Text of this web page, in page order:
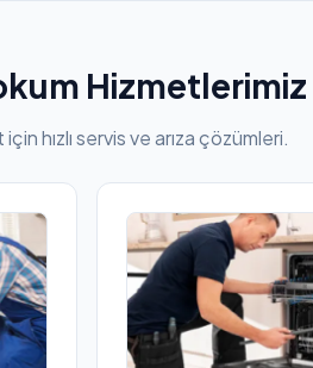
Hizmetlerimiz
hızlı servis ve arıza çözümleri.